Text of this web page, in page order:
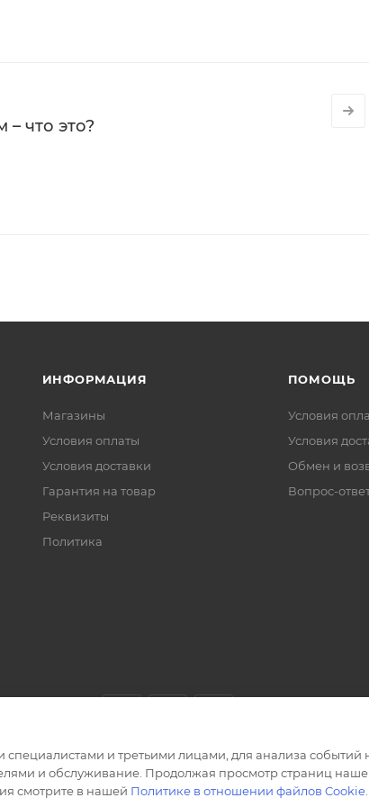
что это?
ИНФОРМАЦИЯ
Магазины
Условия оплаты
Условия доставки
Гарантия на товар
Реквизиты
Политика
ПОМОЩЬ
Условия
Условия
Обмен и
Вопрос-
и третьими лицами, для анализа событий
и обслуживание. Продолжая просмотр страниц
смотрите в нашей Политике в отношении файлов Cookie